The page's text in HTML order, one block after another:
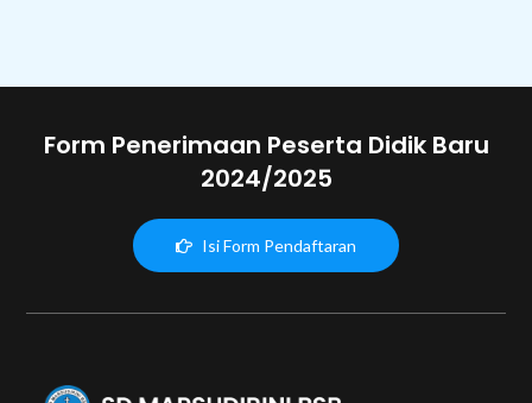
Form Penerimaan Peserta Didik Baru
2024/2025
Isi Form Pendaftaran